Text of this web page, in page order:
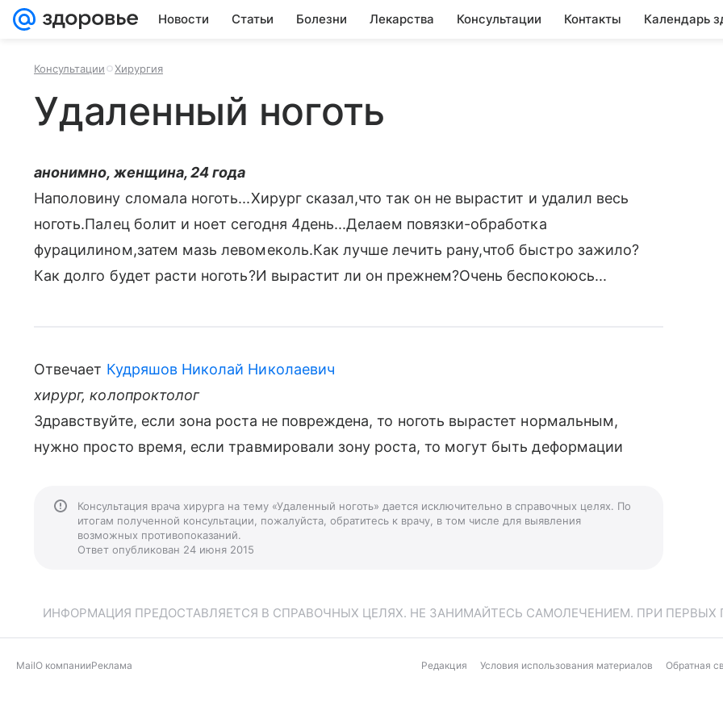
Новости Статьи Болезни Лекарства Консультации Контакты Календарь
Консультации Хирургия
Удаленный ноготь
анонимно, женщина, 24 года
Наполовину сломала ноготь...Хирург сказал,что так он не вырастит и удалил весь
ноготь.Палец болит и ноет сегодня 4день...Делаем повязки-обработка
фурацилином,затем мазь левомеколь.Как лучше лечить рану,чтоб быстро зажило?
Как долго будет расти ноготь?И вырастит ли он прежнем?Очень беспокоюсь...
Отвечает Кудряшов Николай Николаевич
хирург, колопроктолог
Здравствуйте, если зона роста не повреждена, то ноготь вырастет нормальным,
нужно просто время, если травмировали зону роста, то могут быть деформации
Консультация врача хирурга на тему «Удаленный ноготь» дается исключительно в справочных целях. По
итогам полученной консультации, пожалуйста, обратитесь к врачу, в том числе для выявления
возможных противопоказаний.
Ответ опубликован 24 июня 2015
ИНФОРМАЦИЯ ПРЕДОСТАВЛЯЕТСЯ В СПРАВОЧНЫХ ЦЕЛЯХ. НЕ ЗАНИМАЙТЕСЬ САМОЛЕЧЕНИЕМ. ПРИ ПЕРВЫХ
MailО компанииРеклама Редакция Условия использования материалов Обратная